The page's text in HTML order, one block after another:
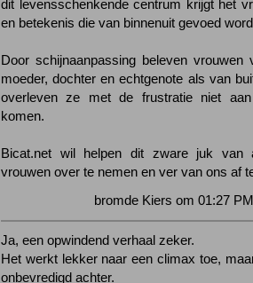
dit levensschenkende centrum krijgt het
en betekenis die van binnenuit gevoed
Door schijnaanpassing beleven
moeder, dochter en echtgenote als van
overleven ze met de frustratie niet
komen.
Bicat.net wil helpen dit zware juk van
vrouwen over te nemen en ver van ons af
bromde Kiers om 01:27
Ja, een opwindend verhaal zeker.
Het werkt lekker naar een climax toe,
onbevredigd achter.